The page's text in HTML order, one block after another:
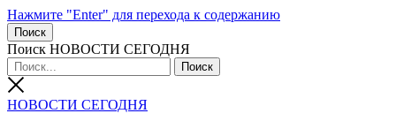
Нажмите "Enter" для перехода к содержанию
Поиск
Поиск НОВОСТИ СЕГОДНЯ
НОВОСТИ СЕГОДНЯ